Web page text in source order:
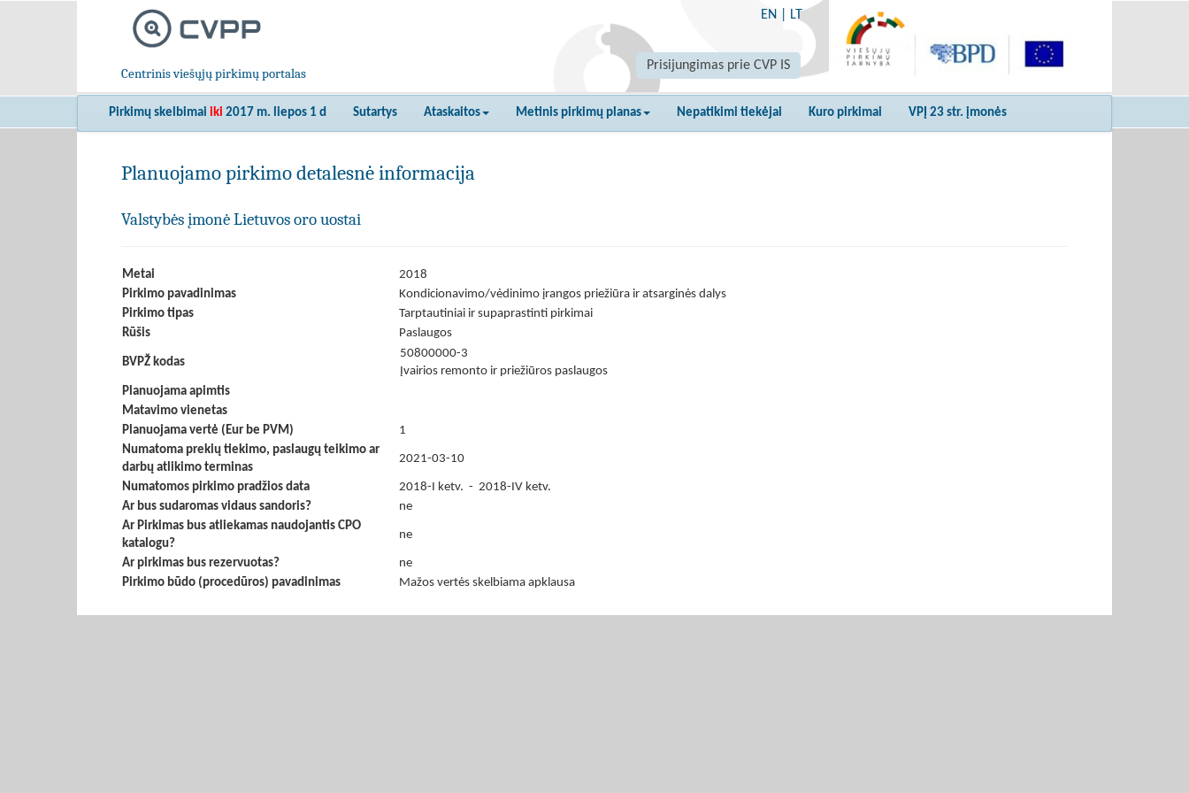
Centrinis viešųjų pirkimų portalas
EN LT
Prisijungimas prie CVP IS
Pirkimų skelbimai iki 2017 m. liepos 1 d Sutartys Ataskaitos Metinis pirkimų planas Nepatikimi tiekėjai Kuro pirkimai VPĮ 23 str. įmonės
Planuojamo pirkimo detalesnė informacija
Valstybės įmonė Lietuvos oro uostai
Metai
2018
Pirkimo pavadinimas
Kondicionavimo/vėdinimo įrangos priežiūra ir atsarginės dalys
Pirkimo tipas
Tarptautiniai ir supaprastinti pirkimai
Rūšis
Paslaugos
BVPŽ kodas
50800000-3
Įvairios remonto ir priežiūros paslaugos
Planuojama apimtis
Matavimo vienetas
Planuojama vertė (Eur be PVM)
1
Numatoma prekių tiekimo, paslaugų teikimo ar
darbų atlikimo terminas
2021-03-10
Numatomos pirkimo pradžios data
2018-I ketv. - 2018-IV ketv.
Ar bus sudaromas vidaus sandoris?
ne
Ar Pirkimas bus atliekamas naudojantis CPO
katalogu?
ne
Ar pirkimas bus rezervuotas?
ne
Pirkimo būdo (procedūros) pavadinimas
Mažos vertės skelbiama apklausa